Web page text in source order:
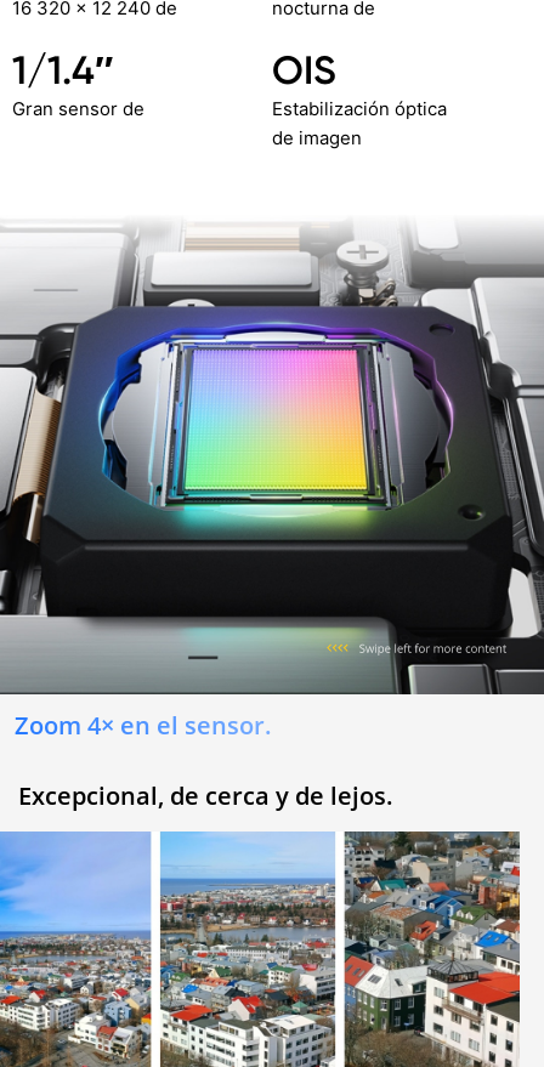
16 320 × 12 240 de
1/1.4″
Gran sensor de
nocturna de
OIS
Estabilización óptica
de imagen
Zoom 4× en el sensor.
Excepcional, de cerca y de lejos.